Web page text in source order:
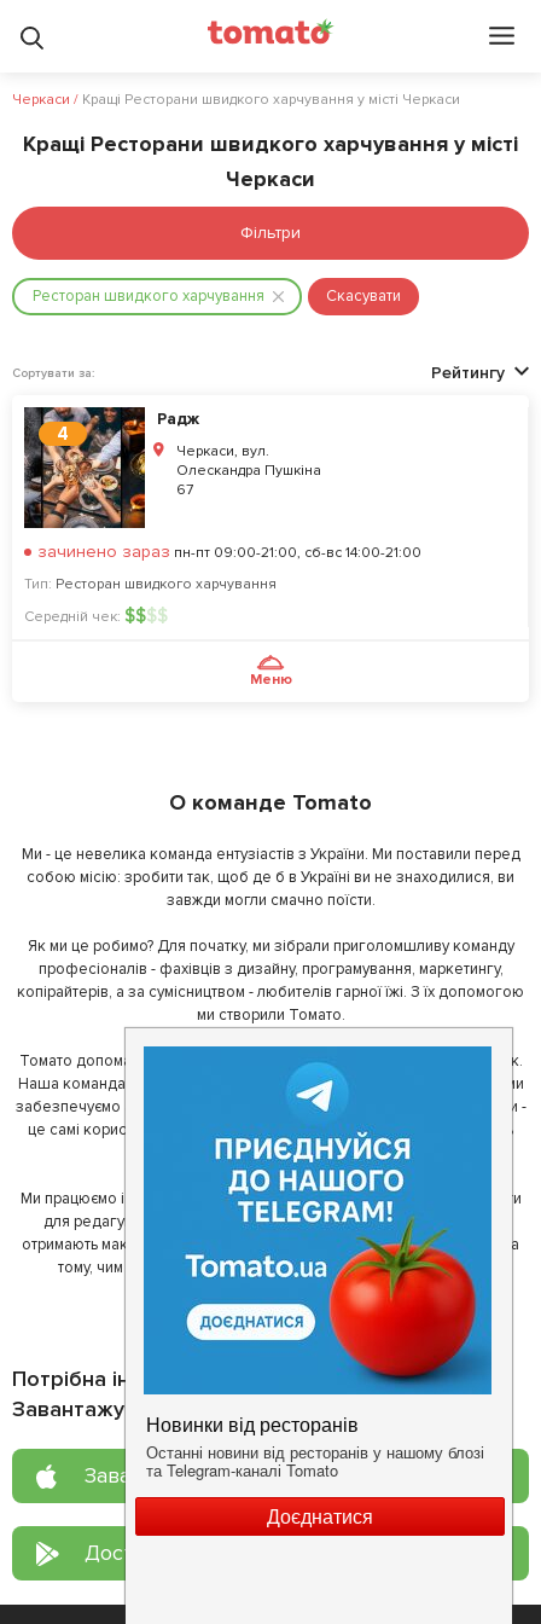
Черкаси / Кращі Ресторани швидкого харчування у місті Черкаси
Кращі Ресторани швидкого харчування у місті
Черкаси
Фільтри
Ресторан швидкого харчування Скасувати
Сортувати за: Рейтингу
4
Радж
Черкаси, вул.
Олескандра Пушкіна
67
зачинено зараз пн-пт 09:00-21:00, сб-вс 14:00-21:00
Тип: Ресторан швидкого харчування
Середній чек: $$$$
Меню
О команде Tomato
Ми - це невелика команда ентузіастів з України. Ми поставили перед
собою місію: зробити так, щоб де б в Україні ви не знаходилися, ви
завжди могли смачно поїсти.
Як ми це робимо? Для початку, ми зібрали приголомшливу команду
професіоналів - фахівців з дизайну, програмування, маркетингу,
копірайтерів, а за сумісництвом - любителів гарної їжі. З їх допомогою
ми створили Томато.
Томато допомагає своїм користувачам знайти цікаві місця неподалік.
Наша команда регулярно зв'язується з ресторанами - таким чином ми
забезпечуємо актуальність інформації. Друга частина нашої команди -
це самі користувачі, які діляться своїми враженнями і допомагають
один одному у виборі кращих місць.
Ми працюємо і з ресторанами. Для них ми надаємо зручні інструменти
для редагування інформації про себе - в результаті відвідувачі
отримають максимум інформації, а ресторан зможе зосередитися на
тому, чим він любить займатися більше всього - смачній їжі.
Потрібна інформація про заклад?
Завантажуйте додаток!
Завантажте у App Store
Доступно у